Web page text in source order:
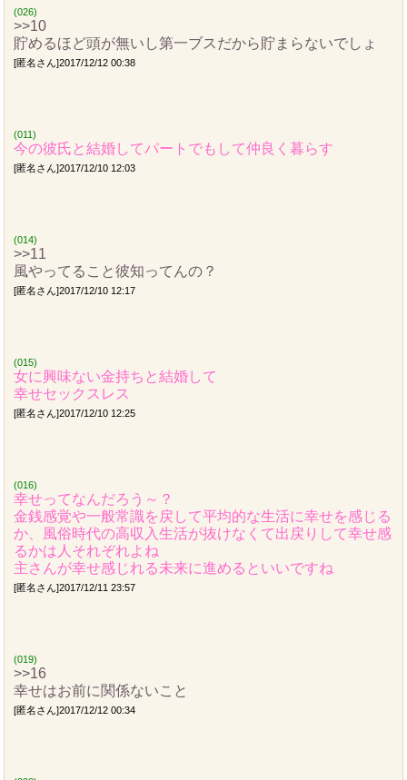
(026)
>>10
貯めるほど頭が無いし第一ブスだから貯まらないでしょ
[匿名さん]2017/12/12 00:38
(011)
今の彼氏と結婚してパートでもして仲良く暮らす
[匿名さん]2017/12/10 12:03
(014)
>>11
風やってること彼知ってんの？
[匿名さん]2017/12/10 12:17
(015)
女に興味ない金持ちと結婚して
幸せセックスレス
[匿名さん]2017/12/10 12:25
(016)
幸せってなんだろう～？
金銭感覚や一般常識を戻して平均的な生活に幸せを感じる
か、風俗時代の高収入生活が抜けなくて出戻りして幸せ感
るかは人それぞれよね
主さんが幸せ感じれる未来に進めるといいですね
[匿名さん]2017/12/11 23:57
(019)
>>16
幸せはお前に関係ないこと
[匿名さん]2017/12/12 00:34